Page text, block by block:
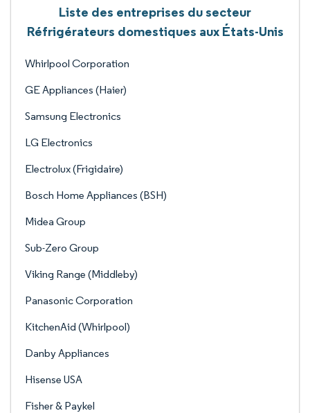
Liste des entreprises du secteur
Réfrigérateurs domestiques aux États-Unis
Whirlpool Corporation
GE Appliances (Haier)
Samsung Electronics
LG Electronics
Electrolux (Frigidaire)
Bosch Home Appliances (BSH)
Midea Group
Sub-Zero Group
Viking Range (Middleby)
Panasonic Corporation
KitchenAid (Whirlpool)
Danby Appliances
Hisense USA
Fisher & Paykel